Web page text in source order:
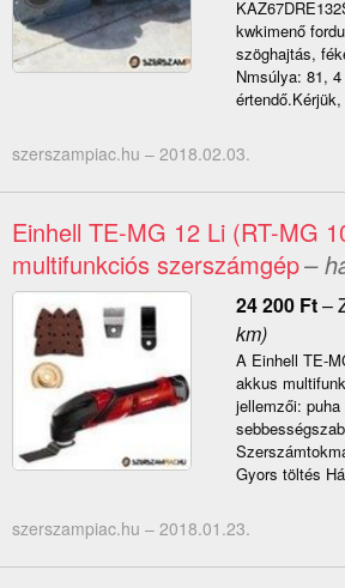
kwkimenő
szöghajtás,
Nmsúlya: 81,
szerszampiac.hu – 2018.02.03.
Einhell TE-MG 12 Li (RT-MG
multifunkciós szerszámgép–
24 200 Ft–
km)
A Einhell TE-
akkus
jellemzői:
Gyors töltés
szerszampiac.hu – 2018.01.23.